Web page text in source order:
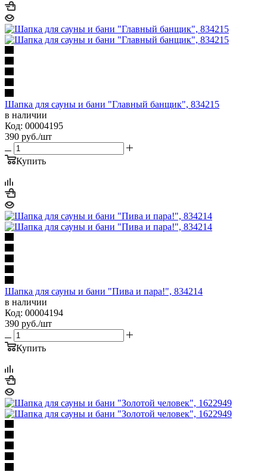
Шапка для сауны и бани "Главный банщик", 834215
в наличии
Код: 00004195
390 руб./шт
Купить
Шапка для сауны и бани "Пива и пара!", 834214
в наличии
Код: 00004194
390 руб./шт
Купить